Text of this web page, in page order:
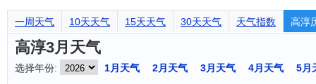
一周天气 10天天气 15天天气 30天天气 天气指数 高淳
高淳3月天气
选择年份: 1月天气 2月天气 3月天气 4月天气
5月